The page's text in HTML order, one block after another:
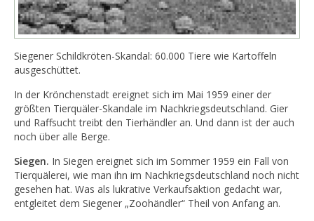
Siegener Schildkröten-Skandal: 60.000 Tiere wie Kartoffeln
ausgeschüttet.
In der Krönchenstadt ereignet sich im Mai 1959 einer der
größten Tierquäler-Skandale im Nachkriegsdeutschland. Gier
und Raffsucht treibt den Tierhändler an. Und dann ist der auch
noch über alle Berge.
Siegen. In Siegen ereignet sich im Sommer 1959 ein Fall von
Tierquälerei, wie man ihn im Nachkriegsdeutschland noch nicht
gesehen hat. Was als lukrative Verkaufsaktion gedacht war,
entgleitet dem Siegener „Zoohändler“ Theil von Anfang an.